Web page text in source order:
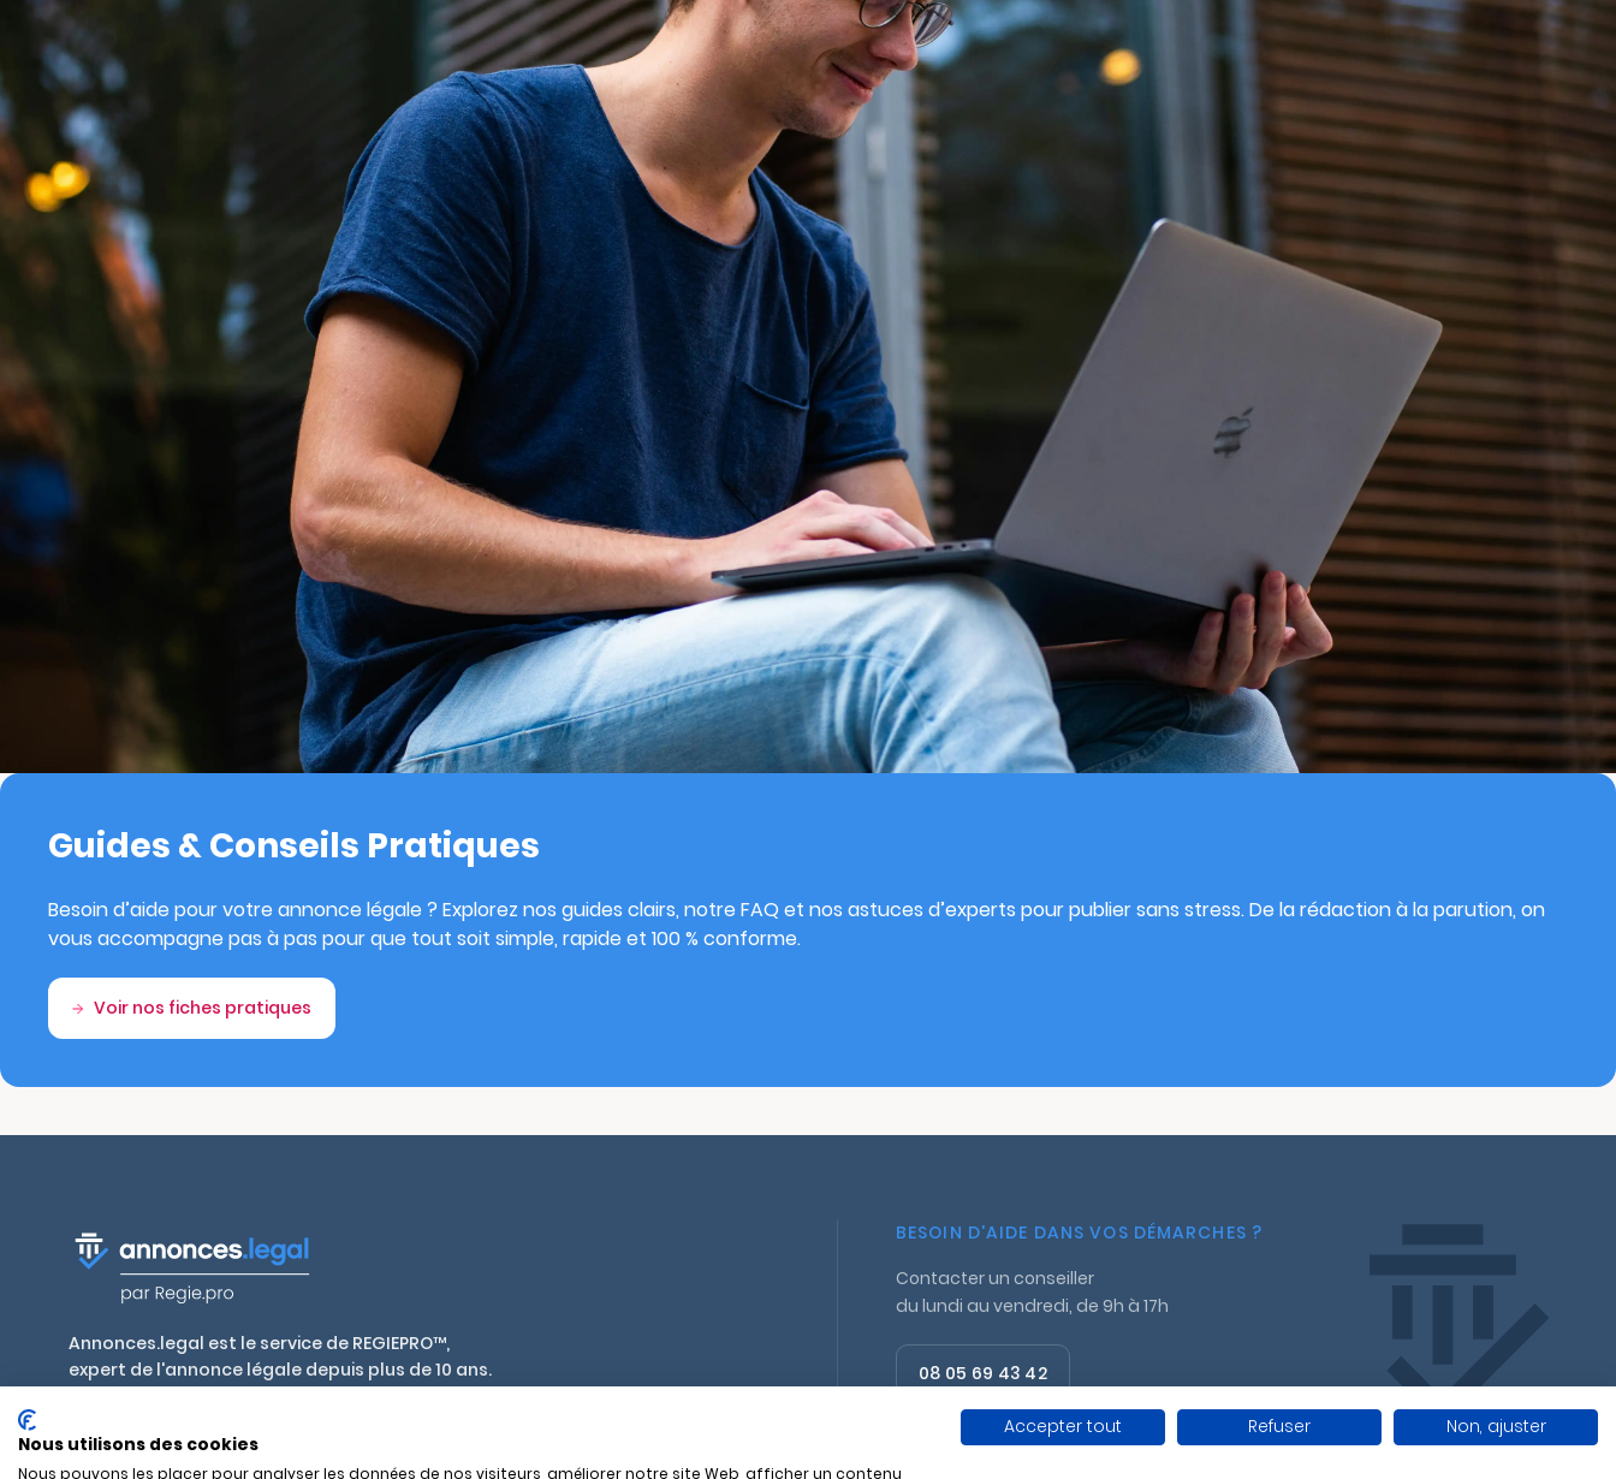
Guides & Conseils Pratiques
Besoin d’aide pour votre annonce légale ? Explorez nos guides clairs, notre FAQ et nos astuces d’experts pour publier sans stress. De la rédaction à la parution, on
vous accompagne pas à pas pour que tout soit simple, rapide et 100 % conforme.
Voir nos fiches pratiques
Annonces.legal est le service de REGIEPRO™,
expert de l'annonce légale depuis plus de 10 ans.
habilités en France et outre-mer.
BESOIN D'AIDE DANS VOS DÉMARCHES ?
Contacter un conseiller
du lundi au vendredi, de 9h à 17h
08 05 69 43 42
Nous utilisons des cookies
Nous pouvons les placer pour analyser les données de nos visiteurs, améliorer notre site Web, afficher un contenu
Accepter tout Refuser Non, ajuster